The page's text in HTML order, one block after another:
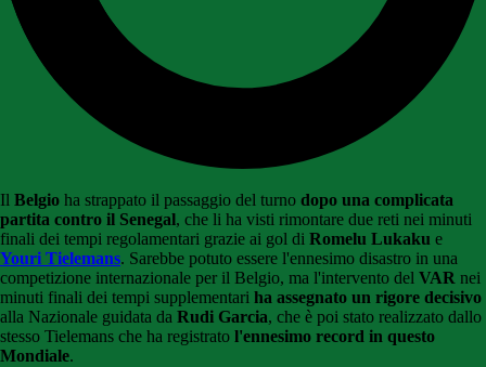
Il Belgio ha strappato il passaggio del turno dopo una complicata
partita contro il Senegal, che li ha visti rimontare due reti nei minuti
finali dei tempi regolamentari grazie ai gol di Romelu Lukaku e
Youri Tielemans. Sarebbe potuto essere l'ennesimo disastro in una
competizione internazionale per il Belgio, ma l'intervento del VAR nei
minuti finali dei tempi supplementari ha assegnato un rigore decisivo
alla Nazionale guidata da Rudi Garcia, che è poi stato realizzato dallo
stesso Tielemans che ha registrato l'ennesimo record in questo
Mondiale.